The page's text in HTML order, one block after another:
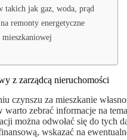
takich jak gaz, woda, prąd
remonty energetyczne
z zarządcą nieruchomości
czynszu za mieszkanie
warto zebrać informacje na
można odwołać się do tych
wskazać na